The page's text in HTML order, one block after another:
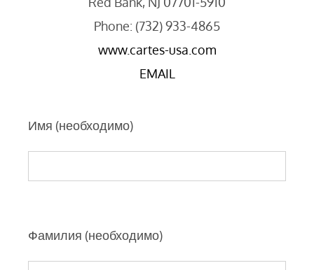
Phone: (732) 933-4865
www.cartes-usa.com
EMAIL
Имя (необходимо)
Фамилия (необходимо)